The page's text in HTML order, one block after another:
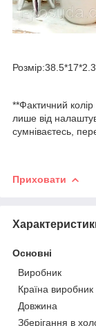
**Фактичний
лише від
сумніваєтесь,
Приховати
Основні
Виробник
Країна виробник
Довжина
Зберігання в